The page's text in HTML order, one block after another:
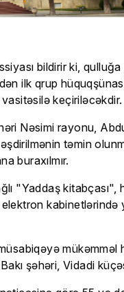
bildirir ki,
ilk qrup
keçiriləcəkdir.
Nəsimi rayonu,
təmin
buraxılmır.
"Yaddaş
Bakı şəhəri, Vidadi